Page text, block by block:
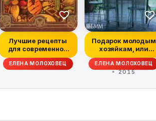
Лучшие рецепты
для современной
хозяйки
ЕЛЕНА МОЛОХОВЕЦ
Подарок молодым
хозяйкам, или
Средство к
уменьшени...
ЕЛЕНА МОЛОХОВЕЦ
2015